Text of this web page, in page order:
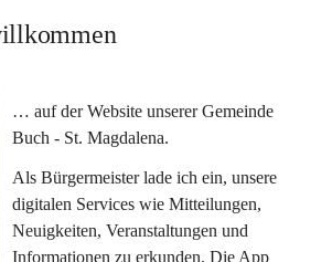
… auf der Website unserer Gemeinde
Buch - St. Magdalena.
Als Bürgermeister lade ich ein, unsere
digitalen Services wie Mitteilungen,
Neuigkeiten, Veranstaltungen und
Informationen zu erkunden. Die App